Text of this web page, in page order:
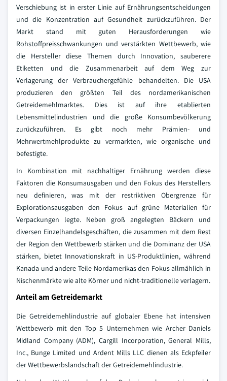
Verschiebung ist in erster Linie auf Ernährungsentscheidungen
und die Konzentration auf Gesundheit zurückzuführen. Der
Markt stand mit guten Herausforderungen wie
Rohstoffpreisschwankungen und verstärkten Wettbewerb, wie
die Hersteller diese Themen durch Innovation, sauberere
Etiketten und die Zusammenarbeit auf dem Weg zur
Verlagerung der Verbrauchergefühle behandelten.
Die USA
produzieren den größten Teil des nordamerikanischen
Getreidemehlmarktes. Dies ist auf ihre etablierten
Lebensmittelindustrien und die große Konsumbevölkerung
zurückzuführen. Es gibt noch mehr Prämien- und
Mehrwertmehlprodukte zu vermarkten, wie organische und
befestigte.
In Kombination mit nachhaltiger Ernährung werden diese
Faktoren die Konsumausgaben und den Fokus des Herstellers
neu definieren, was mit der restriktiven Obergrenze für
Explorationsausgaben den Fokus auf grüne Materialien für
Verpackungen legte. Neben groß angelegten Bäckern und
diversen Einzelhandelsgeschäften, die zusammen mit dem Rest
der Region den Wettbewerb stärken und die Dominanz der USA
stärken, bietet Innovationskraft in US-Produktlinien, während
Kanada und andere Teile Nordamerikas den Fokus allmählich in
Nischenmärkte wie alte Körner und nicht-traditionelle verlagern.
Anteil am Getreidemarkt
Die Getreidemehlindustrie auf globaler Ebene hat intensiven
Wettbewerb mit den Top 5 Unternehmen wie Archer Daniels
Midland Company (ADM), Cargill Incorporation, General Mills,
Inc., Bunge Limited und Ardent Mills LLC dienen als Eckpfeiler
der Wettbewerbslandschaft der Getreidemehlindustrie.